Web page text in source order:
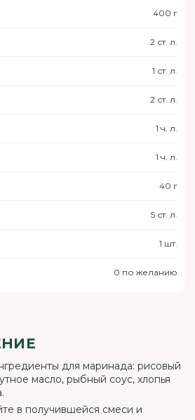
400 г
2 ст. л.
1 ст. л.
2 ст. л.
1 ч. л.
1 ч. л.
40 г
5 ст. л.
1 шт.
0 по желанию
для маринада: рисовый
масло, рыбный соус, хлопья
в получившейся смеси и